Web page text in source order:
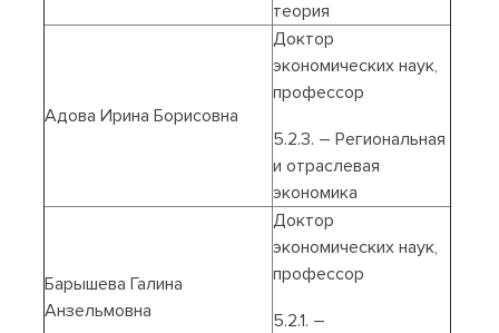
теория
Адова Ирина Борисовна
Доктор
экономических наук,
профессор
5.2.3. – Региональная
и отраслевая
экономика
Барышева Галина
Анзельмовна
Доктор
экономических наук,
профессор
5.2.1. –